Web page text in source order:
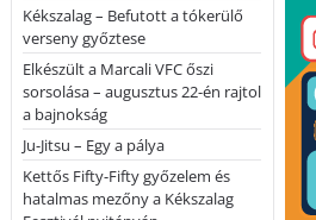
Kékszalag – Befutott a tókerülő
verseny győztese
Elkészült a Marcali VFC őszi
sorsolása – augusztus 22-én rajtol
a bajnokság
Ju-Jitsu – Egy a pálya
Kettős Fifty-Fifty győzelem és
hatalmas mezőny a Kékszalag